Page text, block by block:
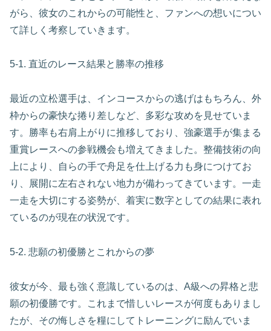
がら、彼女のこれからの可能性と、ファンへの想いについ
て詳しく考察していきます。
5-1. 直近のレース結果と勝率の推移
最近の立松選手は、インコースからの逃げはもちろん、外
枠からの豪快な捲り差しなど、多彩な攻めを見せていま
す。勝率も右肩上がりに推移しており、強豪選手が集まる
重賞レースへの参戦機会も増えてきました。整備技術の向
上により、自らの手で舟足を仕上げる力も身につけてお
り、展開に左右されない地力が備わってきています。一走
一走を大切にする姿勢が、着実に数字としての結果に表れ
ているのが現在の状況です。
5-2. 悲願の初優勝とこれからの夢
彼女が今、最も強く意識しているのは、A級への昇格と悲
願の初優勝です。これまで惜しいレースが何度もありまし
たが、その悔しさを糧にしてトレーニングに励んでいま